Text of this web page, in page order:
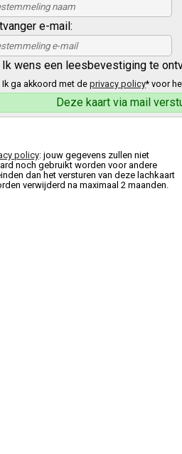
e-mail:
Ik wens een leesbevestiging te
Ik ga akkoord met deprivacy policy* voor
policy: jouw gegevens zullen niet
noch gebruikt worden voor andere
dan het versturen van deze lachkaart
verwijderd na maximaal 2 maanden.